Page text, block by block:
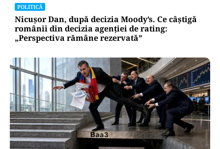
POLITICĂ
Nicușor Dan, după decizia Moody’s. Ce câștigă
românii din decizia agenției de rating:
„Perspectiva rămâne rezervată”